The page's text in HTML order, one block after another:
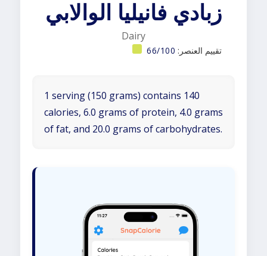
زبادي فانيليا الوالابي
Dairy
تقييم العنصر: 66/100
1 serving (150 grams) contains 140
calories, 6.0 grams of protein, 4.0 grams
of fat, and 20.0 grams of carbohydrates.